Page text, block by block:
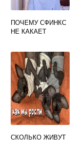
ПОЧЕМУ СФИНКС
НЕ КАКАЕТ
СКОЛЬКО ЖИВУТ